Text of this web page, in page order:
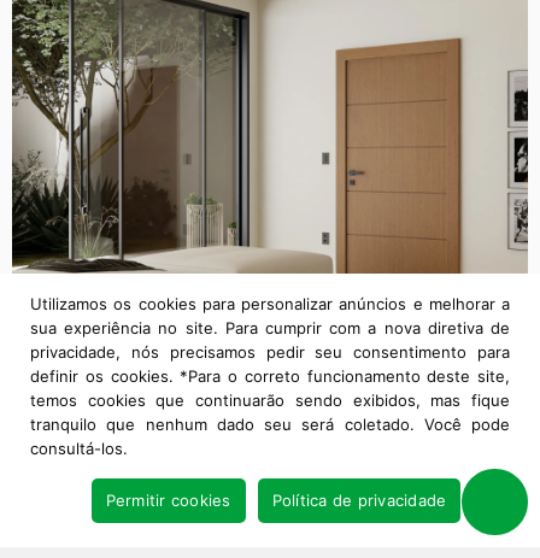
Utilizamos os cookies para personalizar anúncios e melhorar a
sua experiência no site. Para cumprir com a nova diretiva de
privacidade, nós precisamos pedir seu consentimento para
definir os cookies. *Para o correto funcionamento deste site,
temos cookies que continuarão sendo exibidos, mas fique
tranquilo que nenhum dado seu será coletado. Você pode
consultá-los.
Permitir cookies Política de privacidade